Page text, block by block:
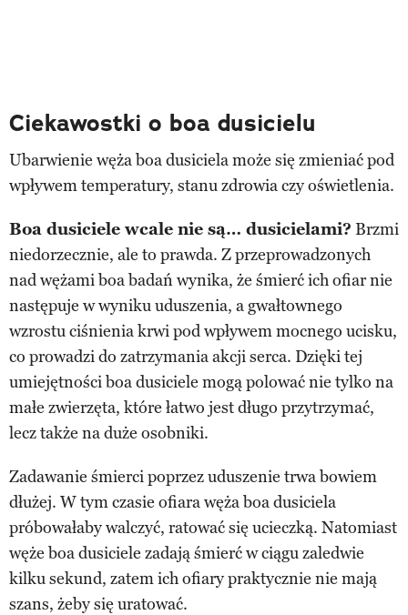
Ciekawostki o boa dusicielu
Ubarwienie węża boa dusiciela może się zmieniać pod
wpływem temperatury, stanu zdrowia czy oświetlenia.
Boa dusiciele wcale nie są… dusicielami? Brzmi
niedorzecznie, ale to prawda. Z przeprowadzonych
nad wężami boa badań wynika, że śmierć ich ofiar nie
następuje w wyniku uduszenia, a gwałtownego
wzrostu ciśnienia krwi pod wpływem mocnego ucisku,
co prowadzi do zatrzymania akcji serca. Dzięki tej
umiejętności boa dusiciele mogą polować nie tylko na
małe zwierzęta, które łatwo jest długo przytrzymać,
lecz także na duże osobniki.
Zadawanie śmierci poprzez uduszenie trwa bowiem
dłużej. W tym czasie ofiara węża boa dusiciela
próbowałaby walczyć, ratować się ucieczką. Natomiast
węże boa dusiciele zadają śmierć w ciągu zaledwie
kilku sekund, zatem ich ofiary praktycznie nie mają
szans, żeby się uratować.